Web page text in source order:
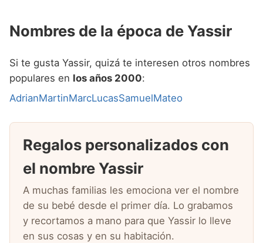
Nombres de la época de Yassir
Si te gusta Yassir, quizá te interesen otros nombres
populares en los años 2000:
AdrianMartinMarcLucasSamuelMateo
Regalos personalizados con
el nombre Yassir
A muchas familias les emociona ver el nombre
de su bebé desde el primer día. Lo grabamos
y recortamos a mano para que Yassir lo lleve
en sus cosas y en su habitación.